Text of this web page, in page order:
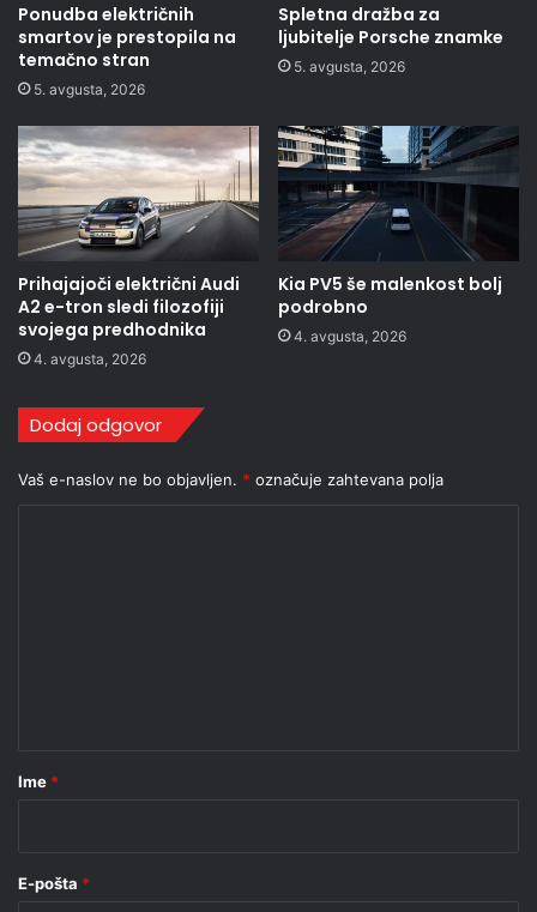
Ponudba električnih
smartov je prestopila na
temačno stran
5. avgusta, 2026
Spletna dražba za
ljubitelje Porsche znamke
5. avgusta, 2026
Prihajajoči električni Audi
A2 e-tron sledi filozofiji
svojega predhodnika
4. avgusta, 2026
Kia PV5 še malenkost bolj
podrobno
4. avgusta, 2026
Dodaj odgovor
Vaš e-naslov ne bo objavljen. * označuje zahtevana polja
r
Ime *
E-pošta *